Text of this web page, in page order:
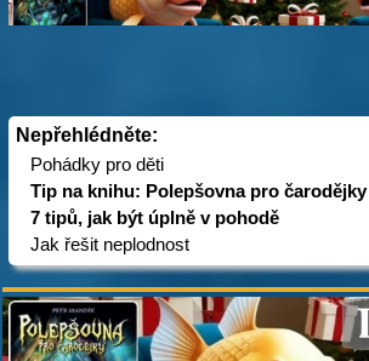
Nepřehlédněte:
Pohádky pro děti
Tip na knihu: Polepšovna pro čarodějky
7 tipů, jak být úplně v pohodě
Jak řešit neplodnost